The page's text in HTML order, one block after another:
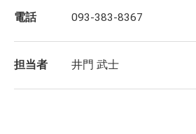
電話 093-383-8367
担当者 井門 武士